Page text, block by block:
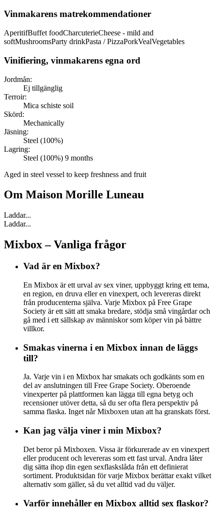
Vinmakarens matrekommendationer
AperitifBuffet foodCharcuterieCheese - mild and
softMushroomsParty drinkPasta / PizzaPorkVealVegetables
Vinifiering, vinmakarens egna ord
Jordmån:
Ej tillgänglig
Terroir:
Mica schiste soil
Skörd:
Mechanically
Jäsning:
Steel (100%)
Lagring:
Steel (100%) 9 months
Aged in steel vessel to keep freshness and fruit
Om Maison Morille Luneau
Laddar...
Laddar...
Mixbox – Vanliga frågor
Vad är en Mixbox?
En Mixbox är ett urval av sex viner, uppbyggt kring ett tema,
en region, en druva eller en vinexpert, och levereras direkt
från producenterna själva. Varje Mixbox på Free Grape
Society är ett sätt att smaka bredare, stödja små vingårdar och
gå med i ett sällskap av människor som köper vin på bättre
villkor.
Smakas vinerna i en Mixbox innan de läggs
till?
Ja. Varje vin i en Mixbox har smakats och godkänts som en
del av anslutningen till Free Grape Society. Oberoende
vinexperter på plattformen kan lägga till egna betyg och
recensioner utöver detta, så du ser ofta flera perspektiv på
samma flaska. Inget når Mixboxen utan att ha granskats först.
Kan jag välja viner i min Mixbox?
Det beror på Mixboxen. Vissa är förkurerade av en vinexpert
eller producent och levereras som ett fast urval. Andra låter
dig sätta ihop din egen sexflaskslåda från ett definierat
sortiment. Produktsidan för varje Mixbox berättar exakt vilket
alternativ som gäller, så du vet alltid vad du väljer.
Varför innehåller en Mixbox alltid sex flaskor?